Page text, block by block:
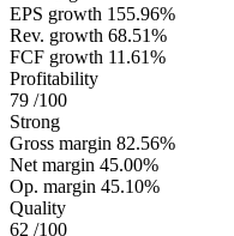
EPS growth 155.96%
Rev. growth 68.51%
FCF growth 11.61%
Profitability
79 /100
Strong
Gross margin 82.56%
Net margin 45.00%
Op. margin 45.10%
Quality
62 /100